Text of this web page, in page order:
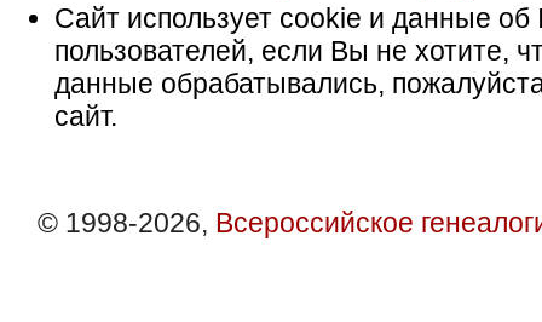
Сайт использует cookie и данные об
пользователей, если Вы не хотите,
данные обрабатывались,
сайт.
© 1998-2026, Всероссийское